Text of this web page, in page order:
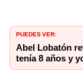
PUEDES VER:
Abel Lobatón
tenía 8 años y